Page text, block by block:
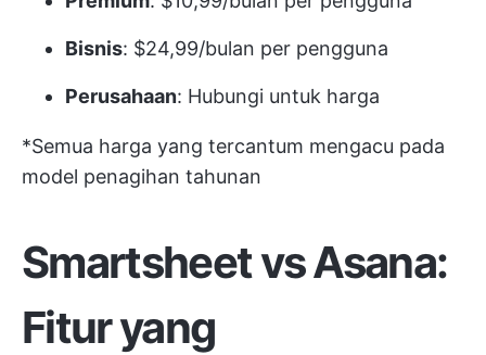
Bisnis: $24,99/bulan per pengguna
Perusahaan: Hubungi untuk harga
*Semua harga yang tercantum mengacu pada
model penagihan tahunan
Smartsheet vs Asana:
Fitur yang